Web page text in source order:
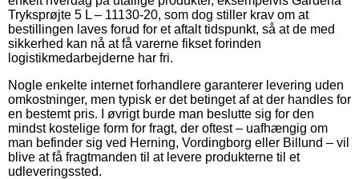
Tryksprøjte 5 L – 11130-20, som dog stiller krav om at
bestillingen laves forud for et aftalt tidspunkt, så at de med
sikkerhed kan nå at få varerne fikset forinden
logistikmedarbejderne har fri.
Nogle enkelte internet forhandlere garanterer levering uden
omkostninger, men typisk er det betinget af at der handles for
en bestemt pris. I øvrigt burde man beslutte sig for den
mindst kostelige form for fragt, der oftest – uafhængig om
man befinder sig ved Herning, Vordingborg eller Billund – vil
blive at få fragtmanden til at levere produkterne til et
udleveringssted.